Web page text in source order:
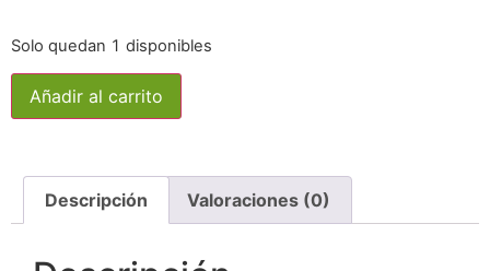
Solo quedan 1 disponibles
Añadir al carrito
Descripción Valoraciones (0)